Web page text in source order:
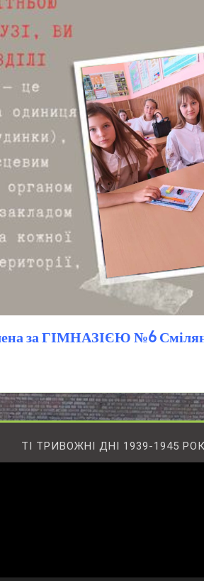
за ГІМНАЗІЄЮ №6
ТІ ТРИВОЖНІ ДНІ 1939-1945